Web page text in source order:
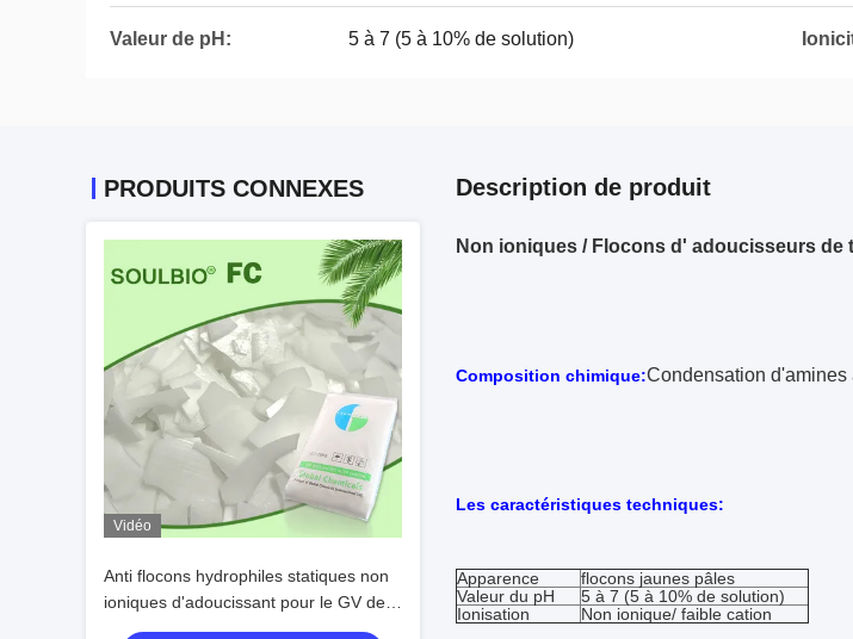
Valeur de pH: 5 à 7 (5 à 10% de solution)
PRODUITS CONNEXES
Vidéo
Anti flocons hydrophiles statiques non
ioniques d'adoucissant pour le GV de
teinture de Chambre
Description de produit
Non ioniques / Flocons d' adoucisseurs
Composition chimique:Condensation d'amines
Les caractéristiques techniques:
Apparence
flocons jaunes pâles
Valeur du pH
5 à 7 (5 à 10% de solution)
Ionisation
Non ionique/ faible cation